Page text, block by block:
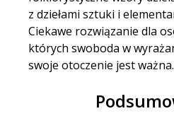
z dziełami sztuki i
Ciekawe rozwiązanie dla
których swoboda w
swoje otoczenie jest ważna.